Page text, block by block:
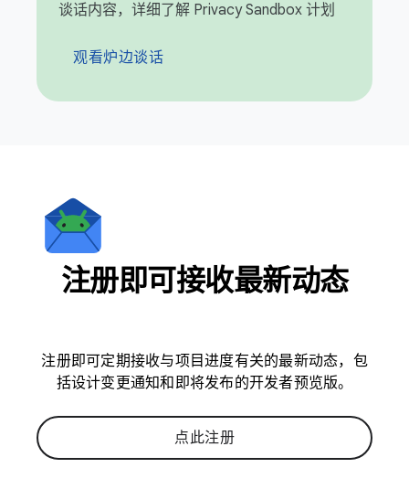
谈话内容，详细了解 Privacy Sandbox 计划
观看炉边谈话
注册即可接收最新动态
注册即可定期接收与项目进度有关的最新动态，包
括设计变更通知和即将发布的开发者预览版。
点此注册